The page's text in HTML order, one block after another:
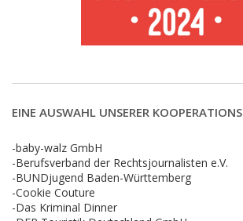
EINE AUSWAHL UNSERER
-baby-walz GmbH
-Berufsverband der Rechtsjournalisten e.V.
-BUNDjugend Baden-Württemberg
-Cookie Couture
-Das Kriminal Dinner